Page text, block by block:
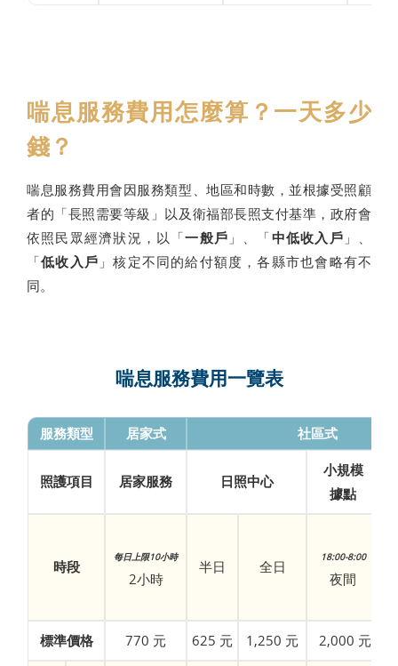
喘息服務費用怎麼算？一天多少
錢？
喘息服務費用會因服務類型、地區和時數，並根據受照顧
者的「長照需要等級」以及衛福部長照支付基準，政府會
依照民眾經濟狀況，以「一般戶 」、「中低收入戶 」、
「低收入戶 」核定不同的給付額度，各縣市也會略有不
同。
喘息服務費用一覽表
服務類型 居家式 社區式
照護項目 居家服務 日照中心
小規模
據點
時段
每日上限10小時
2小時
半日 全日
18:00-8:00
夜間
標準價格 770 元 625 元 1,250 元 2,000 元